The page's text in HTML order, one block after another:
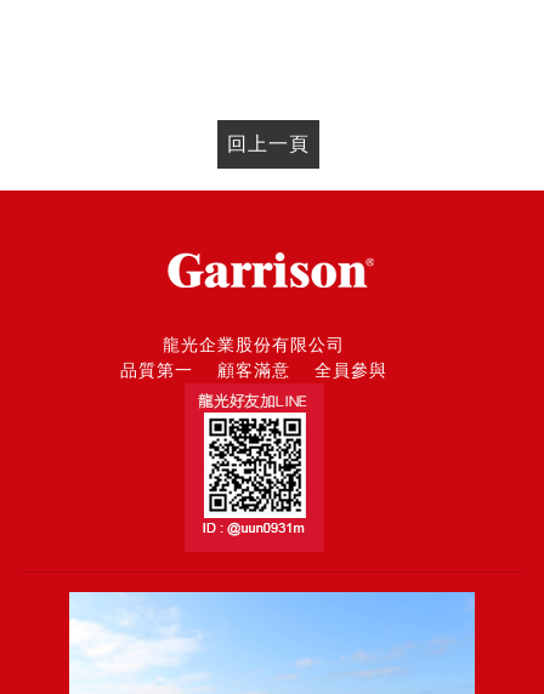
回上一頁
龍光企業股份有限公司
品質第一 顧客滿意 全員參與